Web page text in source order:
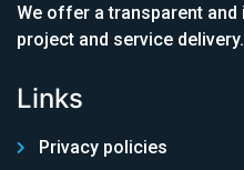
We offer a transparent
project and service delivery.
Links
Privacy policies